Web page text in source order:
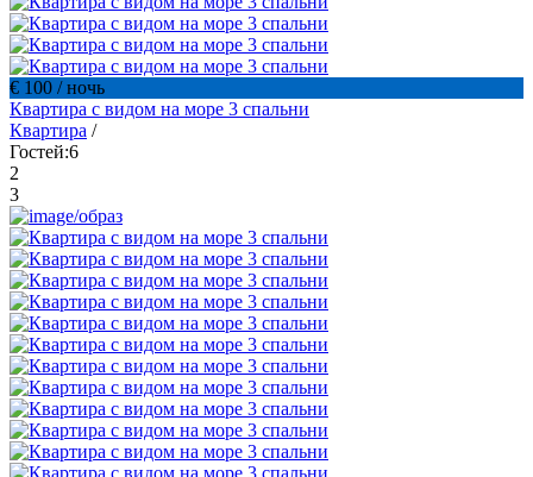
€ 100 / ночь
Квартира с видом на море 3 спальни
Квартира /
Гостей:6
2
3